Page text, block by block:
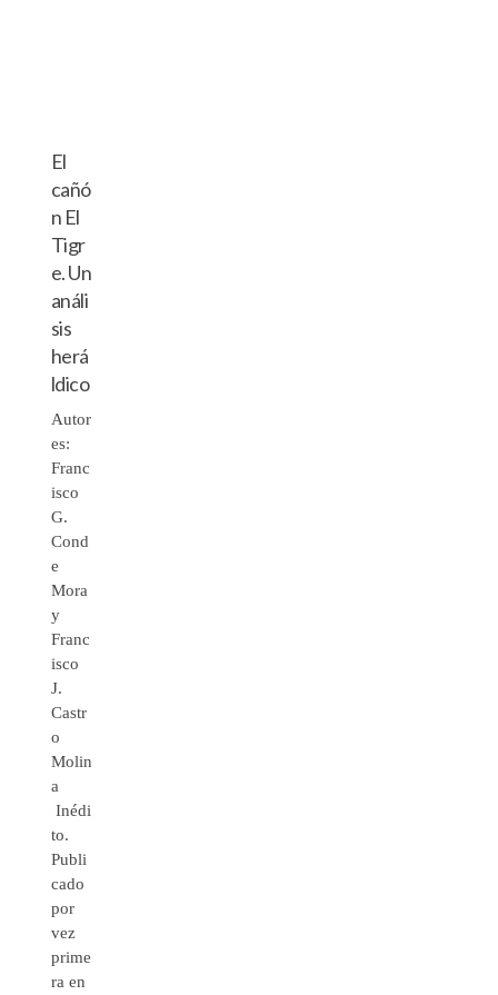
El
cañó
n El
Tigr
e. Un
análi
sis
herá
ldico
Autor
es:
Franc
isco
G.
Cond
e
Mora
y
Franc
isco
J.
Castr
o
Molin
a
Inédi
to.
Publi
cado
por
vez
prime
ra en